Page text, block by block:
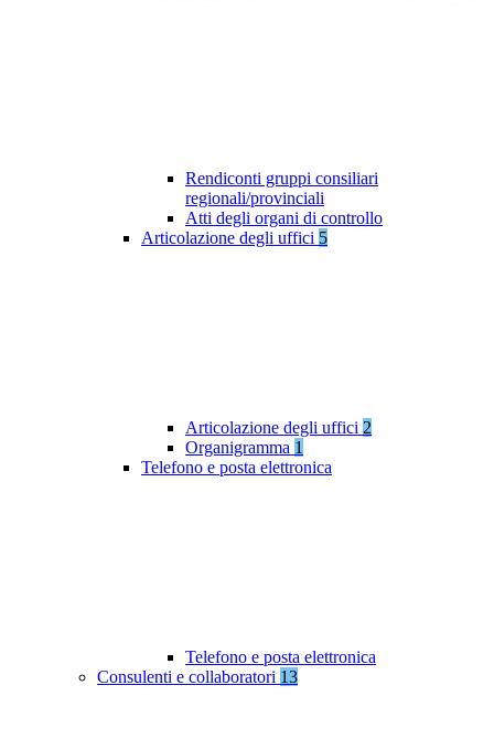
Rendiconti gruppi consiliari
regionali/provinciali
Atti degli organi di controllo
Articolazione degli uffici 5
Articolazione degli uffici 2
Organigramma 1
Telefono e posta elettronica
Telefono e posta elettronica
Consulenti e collaboratori 13